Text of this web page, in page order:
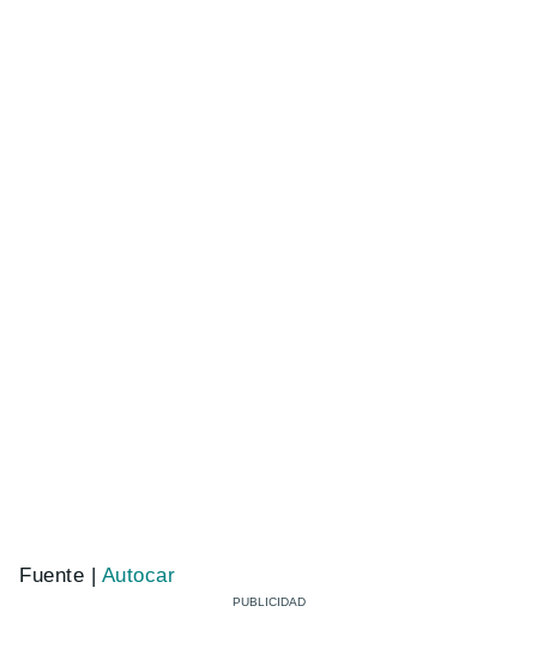
Fuente | Autocar